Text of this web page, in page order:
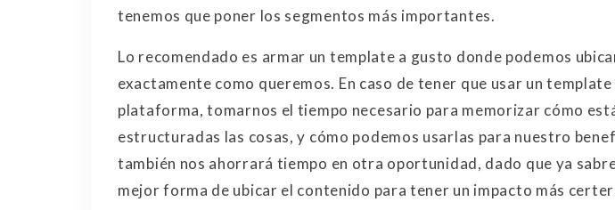
tenemos que poner los segmentos más importantes.
Lo recomendado es armar un template a gusto donde podemos
exactamente como queremos. En caso de tener que usar un template
plataforma, tomarnos el tiempo necesario para memorizar cómo
estructuradas las cosas, y cómo podemos usarlas para nuestro
también nos ahorrará tiempo en otra oportunidad, dado que ya
mejor forma de ubicar el contenido para tener un impacto más